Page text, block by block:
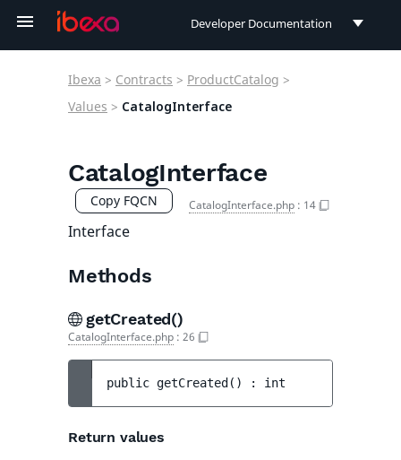
Developer Documentation
User Documentation
Ibexa > Contracts > ProductCatalog >
Values > CatalogInterface
CatalogInterface
Copy FQCN CatalogInterface.php : 14
Interface
Methods
getCreated()
CatalogInterface.php : 26
public getCreated ( ) : int
Return values